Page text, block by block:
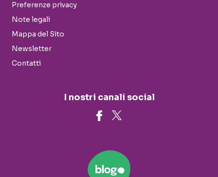
Preferenze privacy
Note legali
Mappa del Sito
Newsletter
Contatti
I nostri canali social